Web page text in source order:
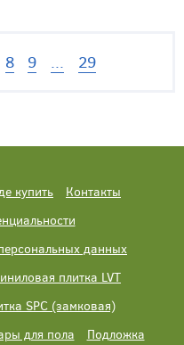
8 9 ... 29
купить
Контакты
данных
плитка LVT
SPC (замковая)
для пола Подложка